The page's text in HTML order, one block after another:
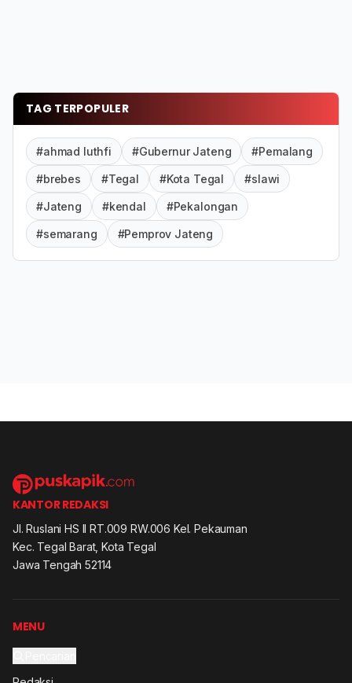
TAG TERPOPULER
#ahmad luthfi #Gubernur Jateng #Pemalang
#brebes #Tegal #Kota Tegal #slawi
#Jateng #kendal #Pekalongan
#semarang #Pemprov Jateng
KANTOR REDAKSI
Jl. Ruslani HS II RT.009 RW.006 Kel. Pekauman
Kec. Tegal Barat, Kota Tegal
Jawa Tengah 52114
MENU